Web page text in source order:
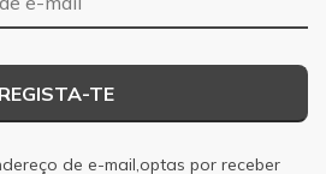
REGISTA-TE
de e-mail,optas por receber